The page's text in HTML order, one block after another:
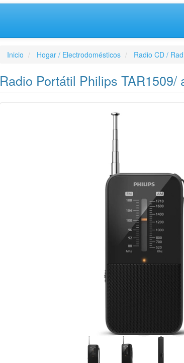
Inicio Hogar / Electrodomésticos Radio CD /
Radio Portátil Philips TAR1509/